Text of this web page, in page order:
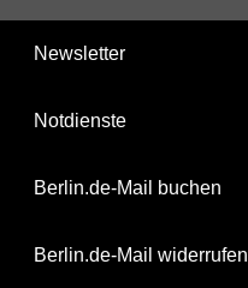
Newsletter
Notdienste
Berlin.de-Mail buchen
Berlin.de-Mail widerrufen